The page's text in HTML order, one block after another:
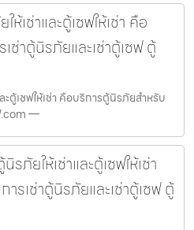
ห้เช่าและตู้เซฟให้เช่า คือ
ช่าตู้นิรภัยและเช่าตู้เซฟ ตู้
ะตู้เซฟให้เช่า คือบริการตู้นิรภัยสำหรับ
.com —
ภัยให้เช่าและตู้เซฟให้เช่า
รเช่าตู้นิรภัยและเช่าตู้เซฟ ตู้